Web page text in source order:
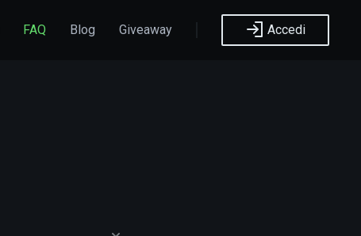
FAQ Blog Giveaway Accedi